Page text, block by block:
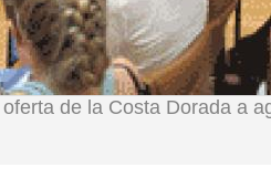
de la Costa Dorada a